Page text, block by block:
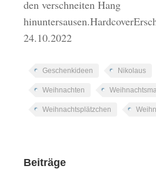
den verschneiten Hang
24.10.2022
Geschenkideen Nikolaus
Weihnachten
Weihnachtsplätzchen
Beiträge